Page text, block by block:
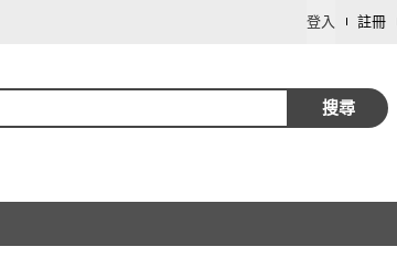
登入 註冊
搜尋